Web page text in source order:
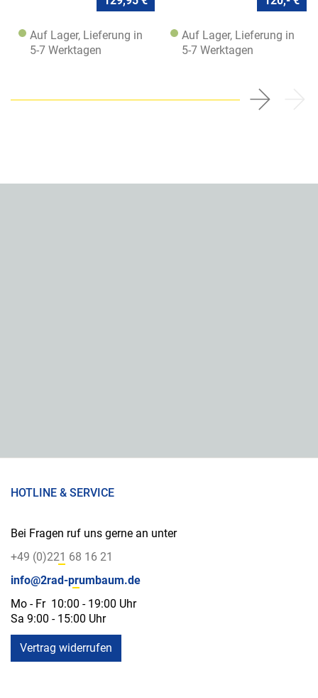
Auf Lager, Lieferung in
5-7 Werktagen
Auf Lager, Lieferung in
5-7 Werktagen
HOTLINE & SERVICE
Bei Fragen ruf uns gerne an unter
+49 (0)221 68 16 21
info@2rad-prumbaum.de
Mo - Fr 10:00 - 19:00 Uhr
Sa 9:00 - 15:00 Uhr
Vertrag widerrufen